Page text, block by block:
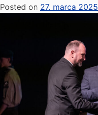
Posted on 27. marca 2025